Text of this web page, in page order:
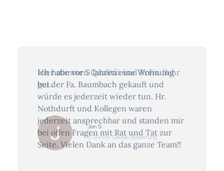
Ich habe vor 5 Jahren eine Wohnung
bei der Fa. Baumbach gekauft und
würde es jederzeit wieder tun. Hr.
Nothdurft und Kollegen waren
jederzeit ansprechbar und standen mir
bei offen Fragen mit Rat und Tat zur
Seite. Vielen Dank an das ganze Team!!
Jan S
5 Sterne, Google Bewertung